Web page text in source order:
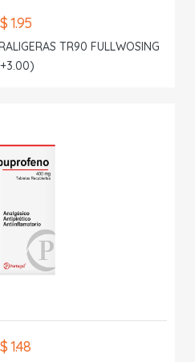
$ 1.95
TR90 FULLWOSING
$ 1.48